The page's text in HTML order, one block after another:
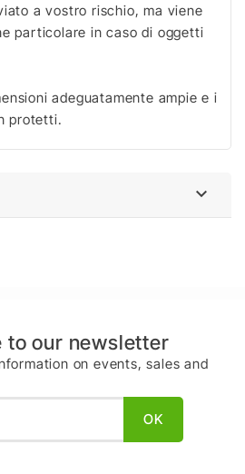
a vostro rischio, ma viene
particolare in caso di oggetti
adeguatamente ampie e i
protetti.

to our newsletter
on events, sales and